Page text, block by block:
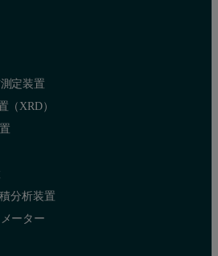
定装置
（XRD）
分析装置
ーター